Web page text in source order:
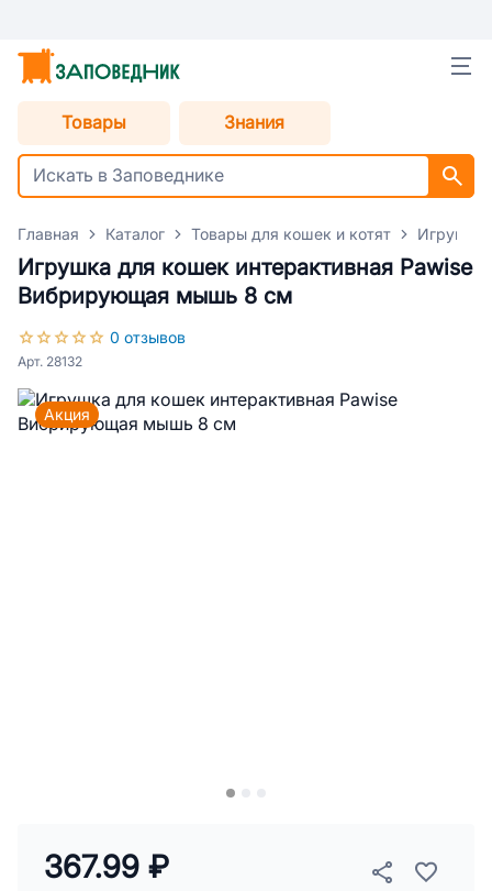
Товары Знания
Главная Каталог Товары для кошек и котят Игрушки
Игрушка для кошек интерактивная Pawise
Вибрирующая мышь 8 см
0 отзывов
Арт. 28132
Акция
367.99 ₽